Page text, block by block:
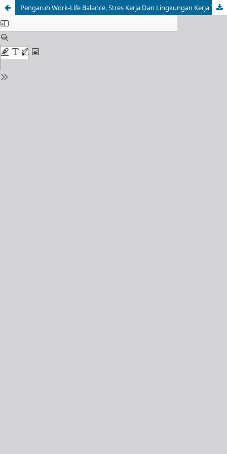
Pengaruh Work-Life Balance, Stres Kerja Dan Lingkungan Kerja Terhadap Kinerja Karyawan Pada Badan Pengelolaan Keuangan Dan Aset Daerah Kota Palopo